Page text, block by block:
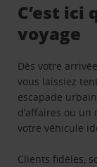
C’est ici
voyage
Dès votre
vous laissiez
escapade
d’affaires ou un
votre véhicule
Clients fidèles,